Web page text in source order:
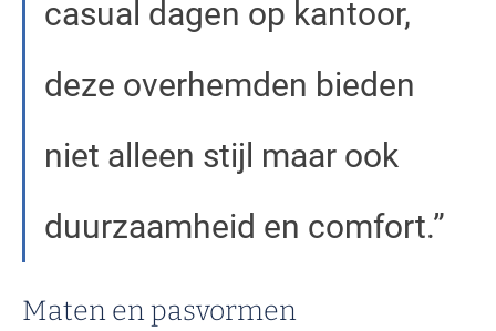
casual dagen op kantoor,
deze overhemden bieden
niet alleen stijl maar ook
duurzaamheid en comfort.
Maten en pasvormen